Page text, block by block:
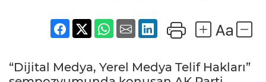
“Dijital Medya, Yerel Medya Telif Hakları”